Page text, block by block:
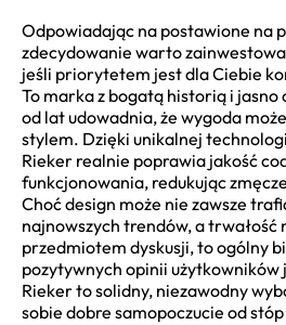
Odpowiadając na postawione na
zdecydowanie warto
jeśli priorytetem jest dla Ciebie
To marka z bogatą historią i jasno
od lat udowadnia, że wygoda
stylem. Dzięki unikalnej
Rieker realnie poprawia jakość
funkcjonowania, redukując
Choć design może nie zawsze
najnowszych trendów, a
przedmiotem dyskusji, to ogólny
pozytywnych opinii użytkowników
Rieker to solidny, niezawodny
sobie dobre samopoczucie od stóp